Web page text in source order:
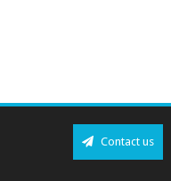
Contact us